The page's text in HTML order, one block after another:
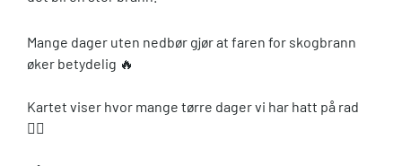
Mange dager uten nedbør gjør at faren for skogbrann
øker betydelig 🔥
Kartet viser hvor mange tørre dager vi har hatt på rad
🕵️‍♀️